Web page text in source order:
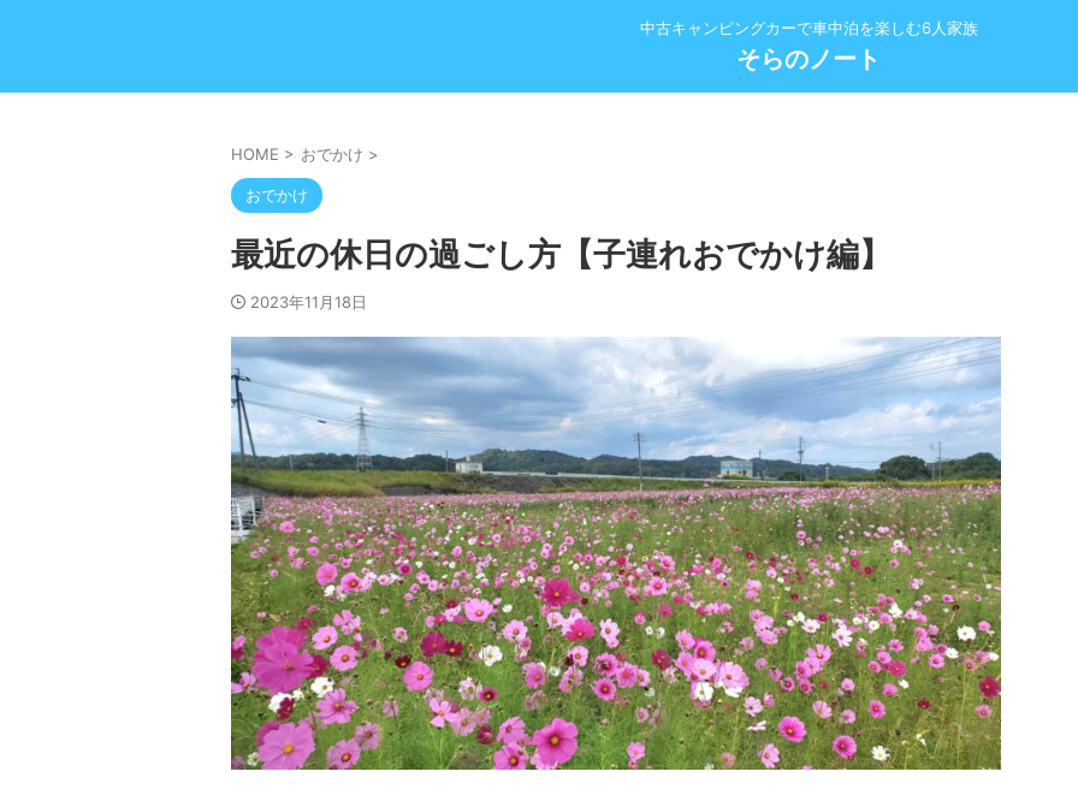
中古キャンピングカーで車中泊を楽しむ6人家族
そらのノート
HOME > おでかけ >
おでかけ
最近の休日の過ごし方【子連れおでかけ編】
2023年11月18日